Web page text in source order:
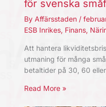
för svenska
By Affärsstaden /
ESB Inrikes, Finans,
Att hantera
utmaning för många
betaltider på 30, 60
Read More »